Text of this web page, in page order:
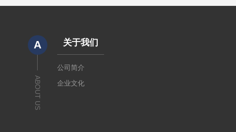
A
ABOUT US
关于我们
公司简介
企业文化